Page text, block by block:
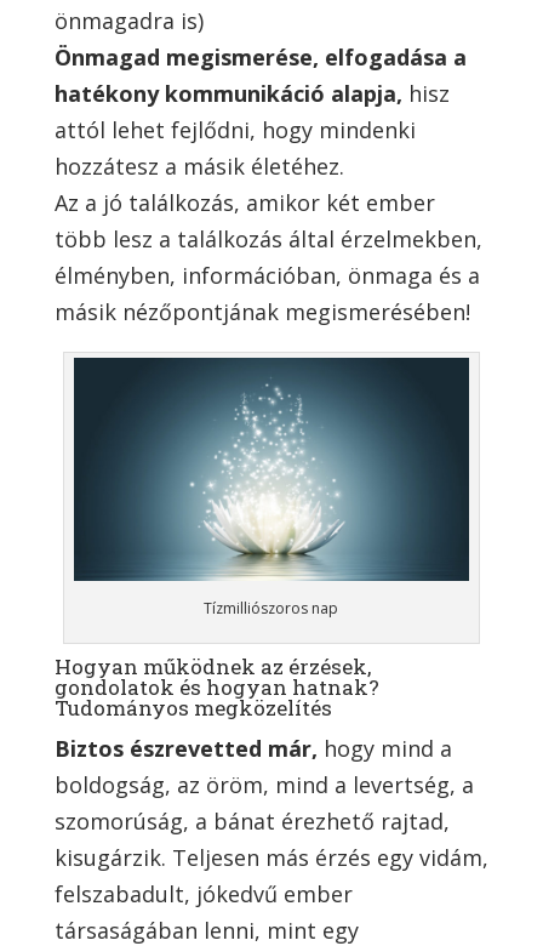
önmagadra is)
Önmagad megismerése, elfogadása a
hatékony kommunikáció alapja, hisz
attól lehet fejlődni, hogy mindenki
hozzátesz a másik életéhez.
Az a jó találkozás, amikor két ember
több lesz a találkozás által érzelmekben,
élményben, információban, önmaga és a
másik nézőpontjának megismerésében!
Tízmilliószoros nap
Hogyan működnek az érzések,
gondolatok és hogyan hatnak?
Tudományos megközelítés
Biztos észrevetted már, hogy mind a
boldogság, az öröm, mind a levertség, a
szomorúság, a bánat érezhető rajtad,
kisugárzik. Teljesen más érzés egy vidám,
felszabadult, jókedvű ember
társaságában lenni, mint egy